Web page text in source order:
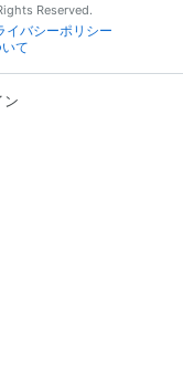
Reserved.
イバシーポリシー
て
ン